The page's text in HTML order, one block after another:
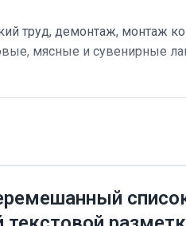
труд, демонтаж, монтаж
мясные и сувенирные